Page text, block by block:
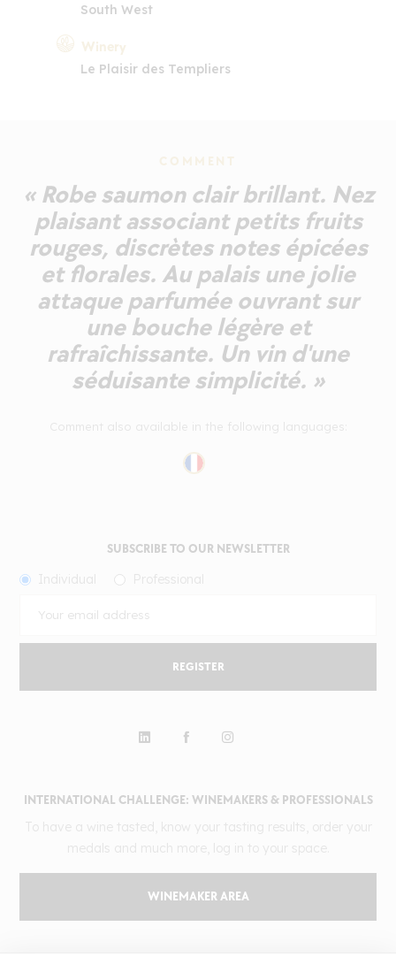
South West
Winery
Le Plaisir des Templiers
COMMENT
« Robe saumon clair brillant. Nez
plaisant associant petits fruits
rouges, discrètes notes épicées
et florales. Au palais une jolie
attaque parfumée ouvrant sur
une bouche légère et
rafraîchissante. Un vin d'une
séduisante simplicité. »
INTERNATIONAL CHALLENGE: WINEMAKERS & PROFESSIONALS
WINEMAKER AREA
SUBSCRIBE TO OUR NEWSLETTER
REGISTER